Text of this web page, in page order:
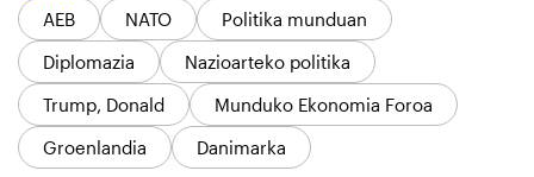
AEB
NATO
Politika munduan
Diplomazia
Nazioarteko politika
Trump, Donald
Munduko Ekonomia Foroa
Groenlandia
Danimarka